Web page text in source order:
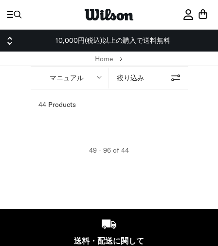
10,000円(税込)以上の購入で送料無料
サイン
Home
マニュアル 絞り込み
44 Products
49 - 96 of 44
送料・配送に関して